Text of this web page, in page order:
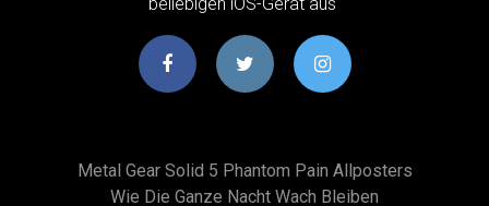
Metal Gear Solid 5 Phantom Pain Allposters
Wie Die Ganze Nacht Wach Bleiben